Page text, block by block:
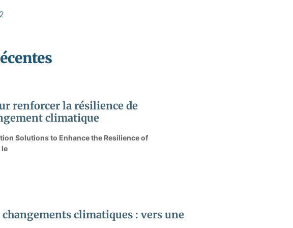
renforcer la résilience de
climatique
Solutions to Enhance the Resilience of
le
climatiques : vers une